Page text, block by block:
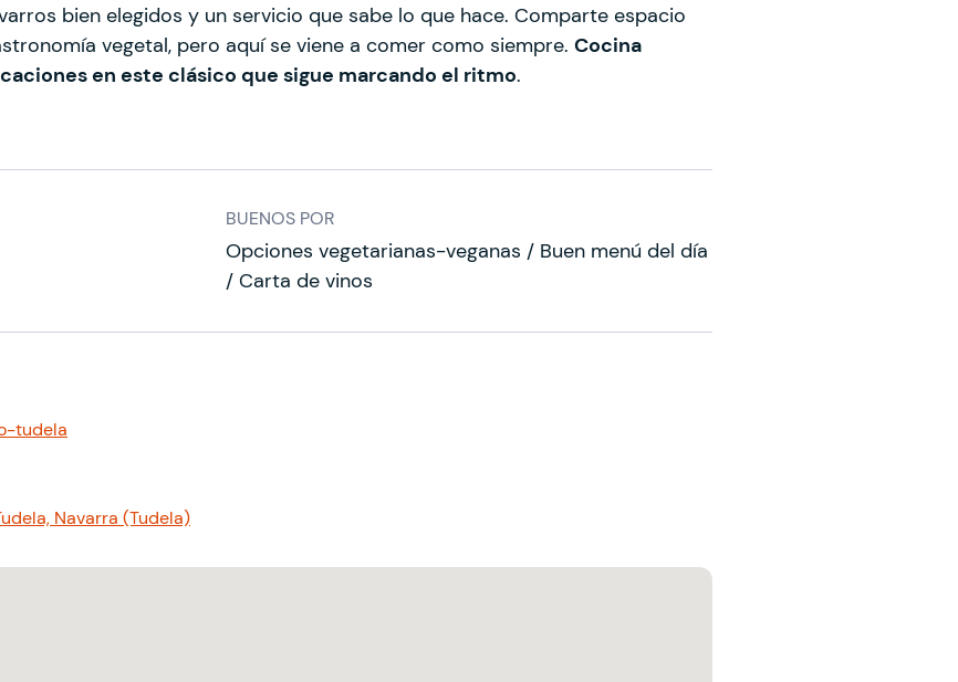
bien elegidos y un servicio que sabe lo que hace. Comparte espacio
vegetal, pero aquí se viene a comer como siempre. Cocina
en este clásico que sigue marcando el ritmo.
BUENOS POR
Opciones vegetarianas-veganas / Buen menú del día
/ Carta de vinos
tudela
Navarra (Tudela)